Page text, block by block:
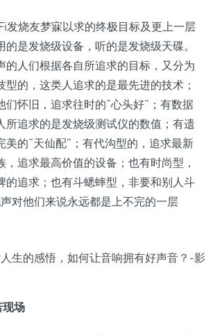
发烧友梦寐以求的终极目标及更上一层
是发烧级设备，听的是发烧级天碟。
的人们根据各自所追求的目标，又分为
型的，这类人追求的是最先进的技术；
们怀旧，追求往时的“心头好”；有数据
所追求的是发烧级测试仪的数值；有遗
美的“天仙配”；有代沟型的，追求最新
，追求最高价值的设备；也有时尚型，
的追求；也有斗蟋蟀型，非要和别人斗
对他们来说永远都是上不完的一层
现场